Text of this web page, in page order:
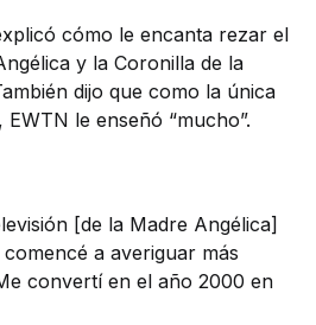
cómo le encanta rezar el
y la Coronilla de la
dijo que como la única
le enseñó “mucho”.
[de la Madre Angélica]
a averiguar más
convertí en el año 2000 en